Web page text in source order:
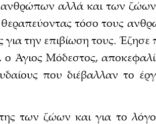
ανθρώπων αλλά και των
τόσο τους
την επιβίωση τους. Έζησε
Άγιος Μόδεστος,
που διέβαλλαν το
των ζώων και για το